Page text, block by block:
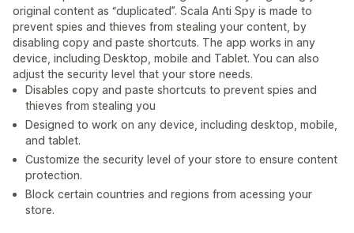
original content as “duplicated”. Scala Anti Spy is made to
prevent spies and thieves from stealing your content, by
disabling copy and paste shortcuts. The app works in any
device, including Desktop, mobile and Tablet. You can also
adjust the security level that your store needs.
Disables copy and paste shortcuts to prevent spies and
thieves from stealing you
Designed to work on any device, including desktop, mobile,
and tablet.
Customize the security level of your store to ensure content
protection.
Block certain countries and regions from acessing your
store.